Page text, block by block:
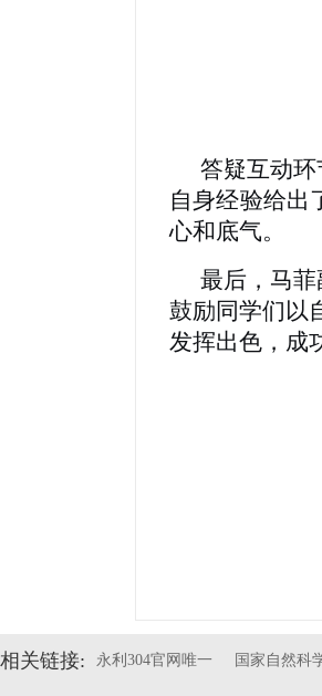
答疑互动
自身经验给出
心和底气。
最后，马
鼓励同学们以
发挥出色，成
相关链接: 永利304官网唯一 国家自然科